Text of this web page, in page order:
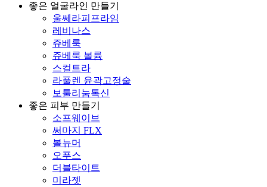
좋은 얼굴라인 만들기
울쎄라피프라임
레비나스
쥬베룩
쥬베룩 볼륨
스컬트라
라풀렌 윤곽고정술
보툴리눔톡신
좋은 피부 만들기
소프웨이브
써마지 FLX
볼뉴머
오푸스
더블타이트
미라젯